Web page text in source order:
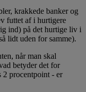
krakkede banker og
futtet af i hurtigere
ind) på det hurtige liv i
lidt uden for samme).
når man skal
betyder det for
2 procentpoint - er